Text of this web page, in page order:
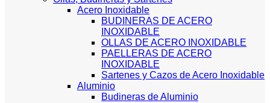
Acero Inoxidable
BUDINERAS DE ACERO
INOXIDABLE
OLLAS DE ACERO INOXIDABLE
PAELLERAS DE ACERO
INOXIDABLE
Sartenes y Cazos de Acero Inoxidable
Aluminio
Budineras de Aluminio